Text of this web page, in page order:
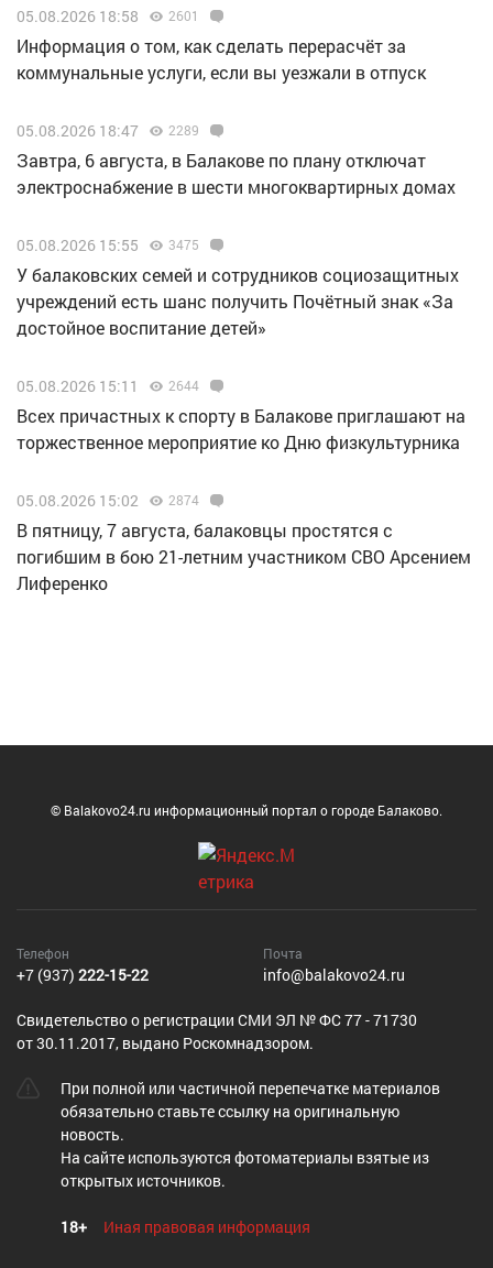
05.08.2026 18:58 2601
Информация о том, как сделать перерасчёт за
коммунальные услуги, если вы уезжали в отпуск
05.08.2026 18:47 2289
Завтра, 6 августа, в Балакове по плану отключат
электроснабжение в шести многоквартирных домах
05.08.2026 15:55 3475
У балаковских семей и сотрудников социозащитных
учреждений есть шанс получить Почётный знак «За
достойное воспитание детей»
05.08.2026 15:11 2644
Всех причастных к спорту в Балакове приглашают на
торжественное мероприятие ко Дню физкультурника
05.08.2026 15:02 2874
В пятницу, 7 августа, балаковцы простятся с
погибшим в бою 21-летним участником СВО Арсением
Лиференко
© Balakovo24.ru информационный портал о городе Балаково.
Телефон
+7 (937) 222-15-22
Почта
info@balakovo24.ru
Cвидетельство о регистрации СМИ ЭЛ № ФС 77 - 71730
от 30.11.2017, выдано Роскомнадзором.
При полной или частичной перепечатке материалов
обязательно ставьте ссылку на оригинальную
новость.
На сайте используются фотоматериалы взятые из
открытых источников.
18+ Иная правовая информация